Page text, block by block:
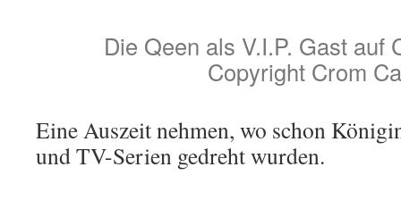
Die Qeen als V.I.P. Gast auf
Copyright Crom
Eine Auszeit nehmen, wo schon
und TV-Serien gedreht wurden.